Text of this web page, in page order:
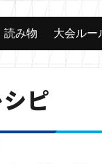
読み物 大会ルー
ピ